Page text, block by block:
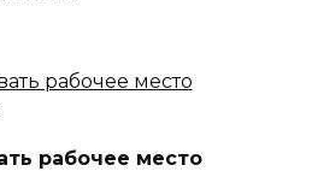
рабочее место